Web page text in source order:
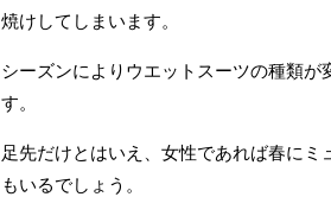
焼けしてしまいます。
シーズンによりウエットスーツの種類
す。
足先だけとはいえ、女性であれば春に
もいるでしょう。